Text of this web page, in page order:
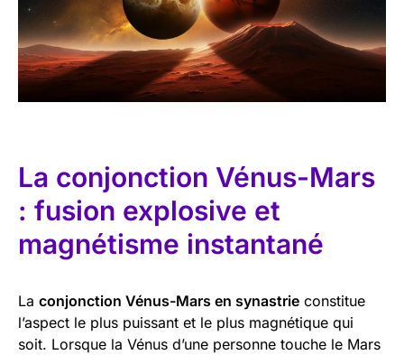
La conjonction Vénus-Mars
: fusion explosive et
magnétisme instantané
La conjonction Vénus-Mars en synastrie constitue
l’aspect le plus puissant et le plus magnétique qui
soit. Lorsque la Vénus d’une personne touche le Mars